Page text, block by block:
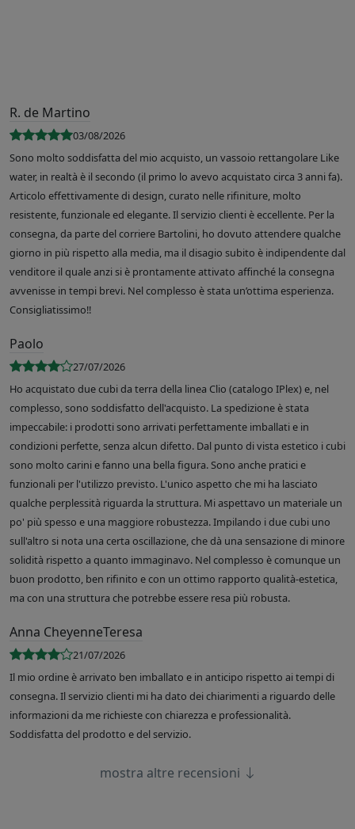
R. de Martino
03/08/2026
Sono molto soddisfatta del mio acquisto, un vassoio rettangolare Like
water, in realtà è il secondo (il primo lo avevo acquistato circa 3 anni fa).
Articolo effettivamente di design, curato nelle rifiniture, molto
resistente, funzionale ed elegante. Il servizio clienti è eccellente. Per la
consegna, da parte del corriere Bartolini, ho dovuto attendere qualche
giorno in più rispetto alla media, ma il disagio subito è indipendente dal
venditore il quale anzi si è prontamente attivato affinché la consegna
avvenisse in tempi brevi. Nel complesso è stata un’ottima esperienza.
Consigliatissimo!!
Paolo
27/07/2026
Ho acquistato due cubi da terra della linea Clio (catalogo IPlex) e, nel
complesso, sono soddisfatto dell'acquisto. La spedizione è stata
impeccabile: i prodotti sono arrivati perfettamente imballati e in
condizioni perfette, senza alcun difetto. Dal punto di vista estetico i cubi
sono molto carini e fanno una bella figura. Sono anche pratici e
funzionali per l'utilizzo previsto. L'unico aspetto che mi ha lasciato
qualche perplessità riguarda la struttura. Mi aspettavo un materiale un
po' più spesso e una maggiore robustezza. Impilando i due cubi uno
sull'altro si nota una certa oscillazione, che dà una sensazione di minore
solidità rispetto a quanto immaginavo. Nel complesso è comunque un
buon prodotto, ben rifinito e con un ottimo rapporto qualità-estetica,
ma con una struttura che potrebbe essere resa più robusta.
Anna CheyenneTeresa
21/07/2026
Il mio ordine è arrivato ben imballato e in anticipo rispetto ai tempi di
consegna. Il servizio clienti mi ha dato dei chiarimenti a riguardo delle
informazioni da me richieste con chiarezza e professionalità.
Soddisfatta del prodotto e del servizio.
mostra altre recensioni